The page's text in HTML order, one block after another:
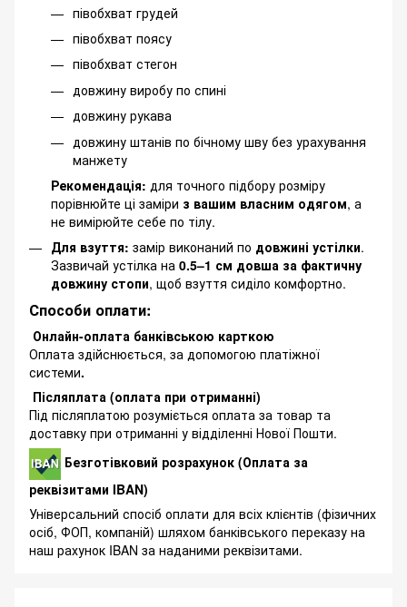
півобхват грудей
півобхват поясу
півобхват стегон
довжину виробу по спині
довжину рукава
довжину штанів по бічному шву без урахування
манжету
Рекомендація: для точного підбору розміру
порівнюйте ці заміри з вашим власним одягом, а
не вимірюйте себе по тілу.
Для взуття: замір виконаний по довжині устілки.
Зазвичай устілка на 0.5–1 см довша за фактичну
довжину стопи, щоб взуття сиділо комфортно.
Способи оплати:
Онлайн-оплата банківською карткою
Оплата здійснюється, за допомогою платіжної
системи.
Післяплата (оплата при отриманні)
Під післяплатою розуміється оплата за товар та
доставку при отриманні у відділенні Нової Пошти.
Безготівковий розрахунок (Оплата за
реквізитами IBAN)
Універсальний спосіб оплати для всіх клієнтів (фізичних
осіб, ФОП, компаній) шляхом банківського переказу на
наш рахунок IBAN за наданими реквізитами.